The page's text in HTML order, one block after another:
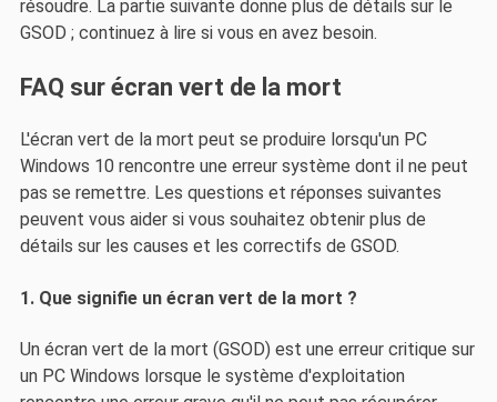
résoudre. La partie suivante donne plus de détails sur le
GSOD ; continuez à lire si vous en avez besoin.
FAQ sur écran vert de la mort
L'écran vert de la mort peut se produire lorsqu'un PC
Windows 10 rencontre une erreur système dont il ne peut
pas se remettre. Les questions et réponses suivantes
peuvent vous aider si vous souhaitez obtenir plus de
détails sur les causes et les correctifs de GSOD.
1. Que signifie un écran vert de la mort ?
Un écran vert de la mort (GSOD) est une erreur critique sur
un PC Windows lorsque le système d'exploitation